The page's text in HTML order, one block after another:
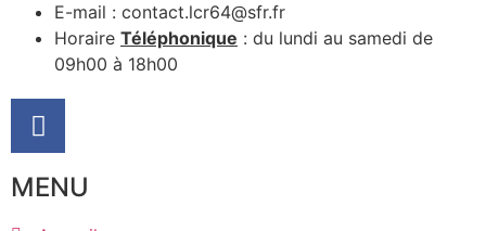
E-mail : contact.lcr64@sfr.fr
Horaire Téléphonique : du lundi au samedi de
09h00 à 18h00
MENU